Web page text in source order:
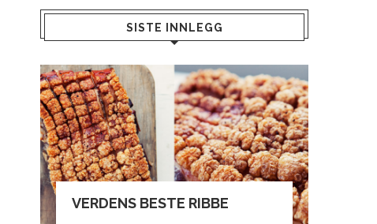
SISTE INNLEGG
VERDENS BESTE RIBBE